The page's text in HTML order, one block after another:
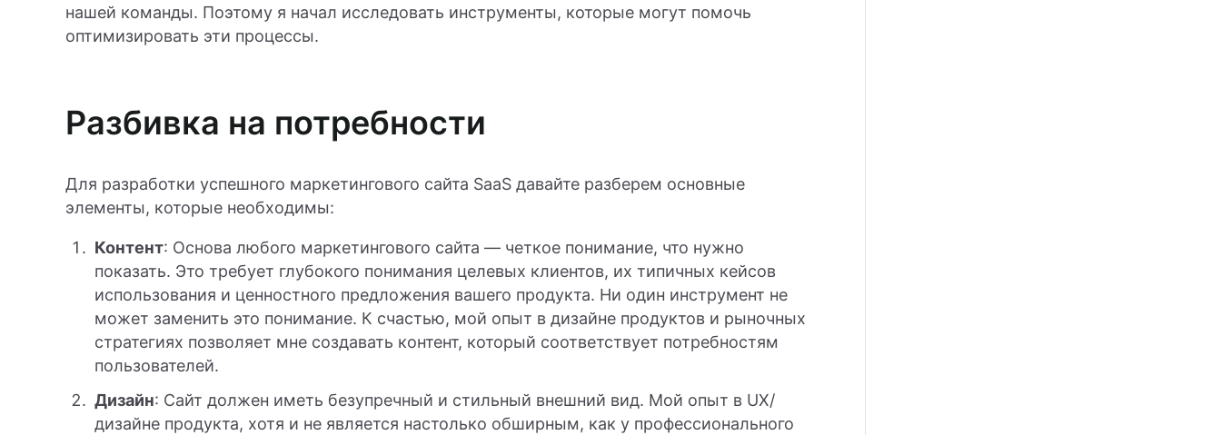
нашей команды. Поэтому я начал исследовать инструменты, которые могут помочь
оптимизировать эти процессы.
Разбивка на потребности
Для разработки успешного маркетингового сайта SaaS давайте разберем основные
элементы, которые необходимы:
Контент: Основа любого маркетингового сайта — четкое понимание, что нужно
показать. Это требует глубокого понимания целевых клиентов, их типичных кейсов
использования и ценностного предложения вашего продукта. Ни один инструмент не
может заменить это понимание. К счастью, мой опыт в дизайне продуктов и рыночных
стратегиях позволяет мне создавать контент, который соответствует потребностям
пользователей.
Дизайн: Сайт должен иметь безупречный и стильный внешний вид. Мой опыт в UX/
дизайне продукта, хотя и не является настолько обширным, как у профессионального